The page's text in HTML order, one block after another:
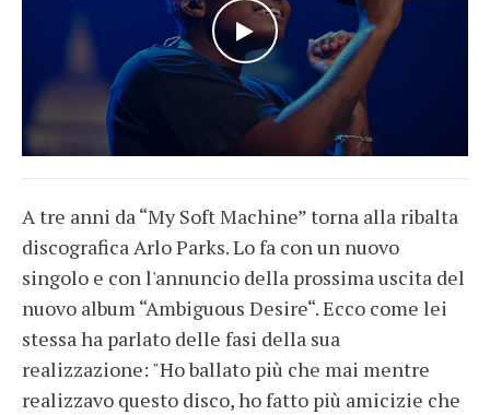
WATCH THE VIDEO
A tre anni da “My Soft Machine” torna alla ribalta
discografica Arlo Parks. Lo fa con un nuovo
singolo e con l'annuncio della prossima uscita del
nuovo album “Ambiguous Desire“. Ecco come lei
stessa ha parlato delle fasi della sua
realizzazione: "Ho ballato più che mai mentre
realizzavo questo disco, ho fatto più amicizie che